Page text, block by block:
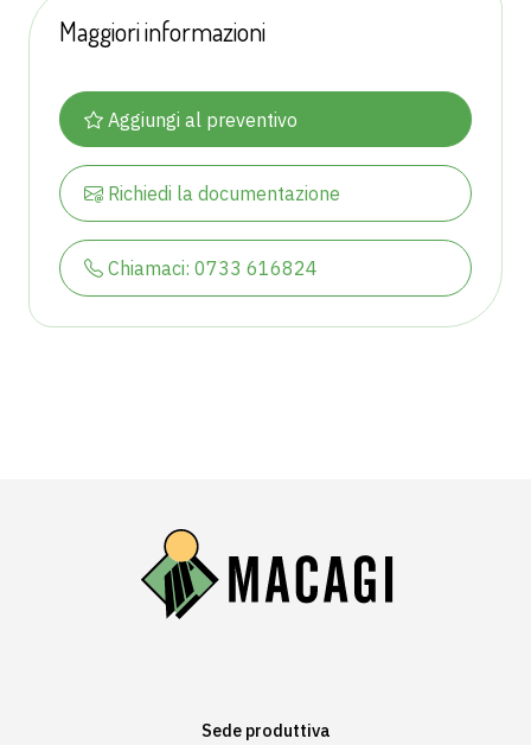
Maggiori informazioni
Aggiungi al preventivo
Richiedi la documentazione
Chiamaci: 0733 616824
Sede produttiva